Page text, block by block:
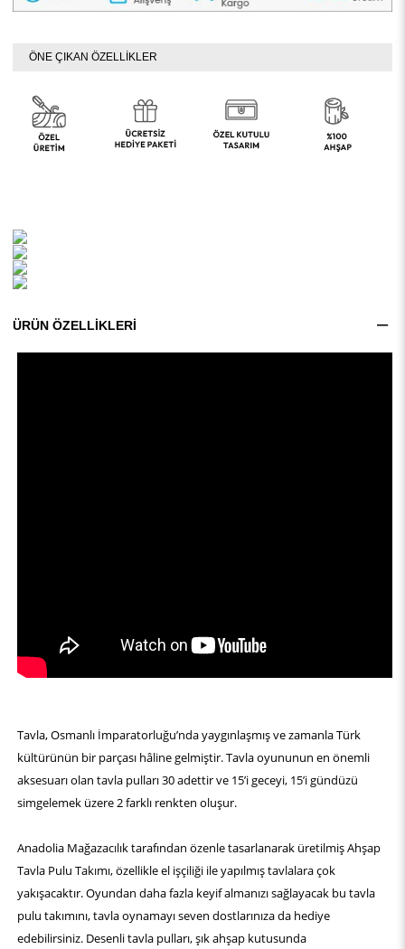
ÖNE ÇIKAN ÖZELLİKLER
ÜRÜN ÖZELLIKLERI
Tavla, Osmanlı İmparatorluğu’nda yaygınlaşmış ve zamanla Türk
kültürünün bir parçası hâline gelmiştir. Tavla oyununun en önemli
aksesuarı olan tavla pulları 30 adettir ve 15’i geceyi, 15’i gündüzü
simgelemek üzere 2 farklı renkten oluşur.
Anadolia Mağazacılık tarafından özenle tasarlanarak üretilmiş Ahşap
Tavla Pulu Takımı, özellikle el işçiliği ile yapılmış tavlalara çok
yakışacaktır. Oyundan daha fazla keyif almanızı sağlayacak bu tavla
pulu takımını, tavla oynamayı seven dostlarınıza da hediye
edebilirsiniz. Desenli tavla pulları, şık ahşap kutusunda